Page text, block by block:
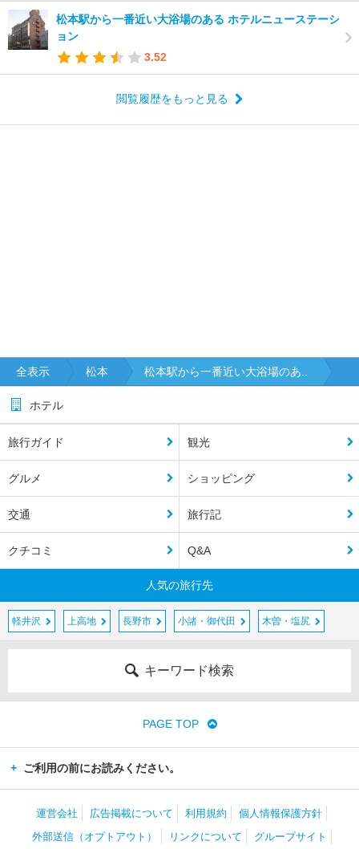
松本駅から一番近い大浴場のある ホテルニューステーシ
ョン
3.52
閲覧履歴をもっと見る
全表示 松本 松本駅から一番近い大浴場のあ..
ホテル
旅行ガイド 観光
グルメ ショッピング
交通 旅行記
クチコミ Q&A
人気の旅行先
軽井沢 上高地 長野市 小諸・御代田 木曽・塩尻
キーワード検索
PAGE TOP
ご利用の前にお読みください。
運営会社 広告掲載について 利用規約
個人情報保護方針
外部送信（オプトアウト）
リンクについて グループサイト